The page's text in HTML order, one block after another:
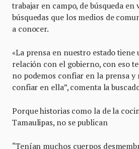
trabajar en campo, de búsqueda en
búsquedas que los medios de
a conocer.
«La prensa en nuestro estado
relación con el gobierno, con eso
no podemos confiar en la prensa y
confiar en ella”, comenta la
Porque historias como la de la
Tamaulipas, no se publican
“Tenían muchos cuerpos